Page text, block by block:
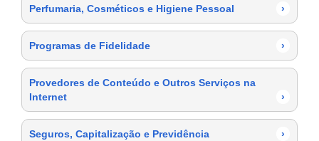
Perfumaria, Cosméticos e Higiene Pessoal ›
Programas de Fidelidade ›
Provedores de Conteúdo e Outros Serviços na
Internet
›
Seguros, Capitalização e Previdência ›